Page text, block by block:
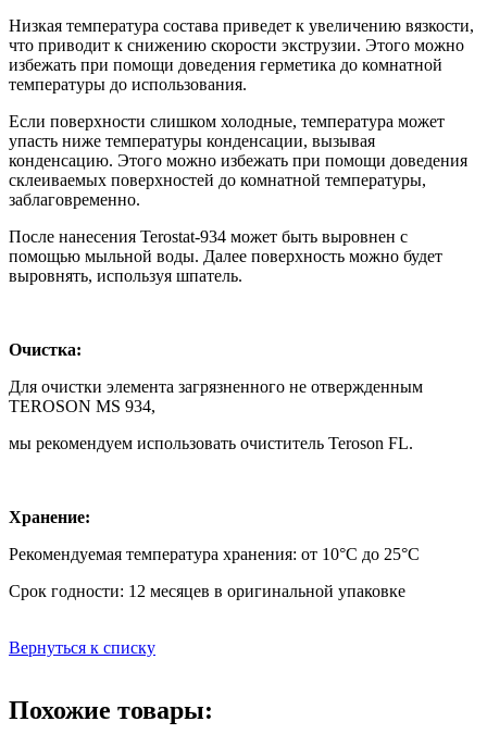
Низкая температура состава приведет к увеличению вязкости,
что приводит к снижению скорости экструзии. Этого можно
избежать при помощи доведения герметика до комнатной
температуры до использования.
Если поверхности слишком холодные, температура может
упасть ниже температуры конденсации, вызывая
конденсацию. Этого можно избежать при помощи доведения
склеиваемых поверхностей до комнатной температуры,
заблаговременно.
После нанесения Terostat-934 может быть выровнен с
помощью мыльной воды. Далее поверхность можно будет
выровнять, используя шпатель.
Очистка:
Для очистки элемента загрязненного не отвержденным
TEROSON MS 934,
мы рекомендуем использовать очиститель Teroson FL.
Хранение:
Рекомендуемая температура хранения: от 10°С до 25°С
Срок годности: 12 месяцев в оригинальной упаковке
Вернуться к списку
Похожие товары: